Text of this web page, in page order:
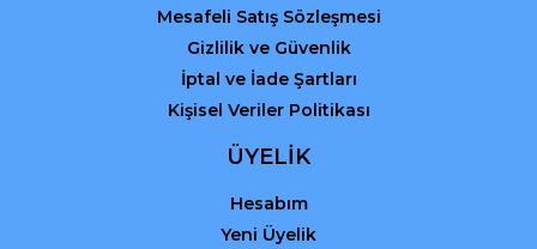
Mesafeli Satış Sözleşmesi
Gizlilik ve Güvenlik
İptal ve İade Şartları
Kişisel Veriler Politikası
ÜYELİK
Hesabım
Yeni Üyelik